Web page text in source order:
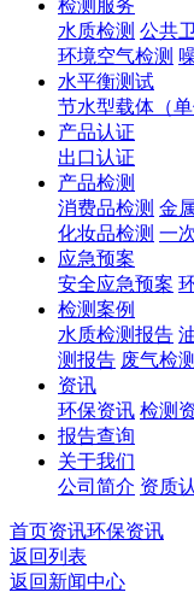
检测服务
水质检测 公共
环境空气检测
水平衡测试
节水型载体（
产品认证
出口认证
产品检测
消费品检测 金
化妆品检测 一
应急预案
安全应急预案
检测案例
水质检测报告
测报告 废气检
资讯
环保资讯 检测
报告查询
关于我们
公司简介 资质
首页资讯环保资讯
返回列表
返回新闻中心